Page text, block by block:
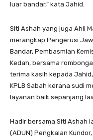
luar bandar,” kata Jahid.
Siti Ashah yang juga Ahli
merangkap Pengerusi
Bandar, Pembasmian
Kedah, bersama
terima kasih kepada
KPLB Sabah kerana sudi
layanan baik sepanjang
Hadir bersama Siti Ashah
(ADUN) Pengkalan